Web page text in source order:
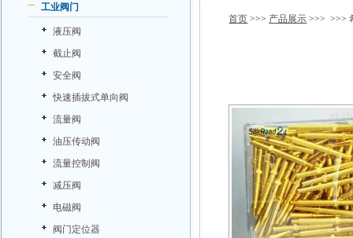
工业阀门
液压阀
截止阀
安全阀
快速插拔式单向阀
流量阀
油压传动阀
流量控制阀
减压阀
电磁阀
阀门定位器
首页 >>> 产品展示 >>> >>>